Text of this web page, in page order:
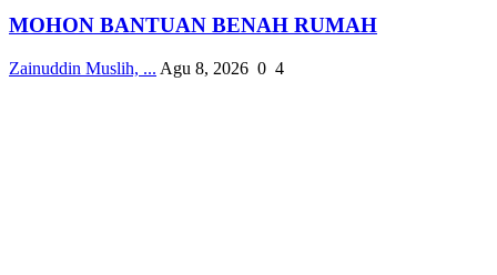
MOHON BANTUAN BENAH RUMAH
Zainuddin Muslih, ... Agu 8, 2026 0 4